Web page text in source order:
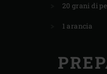
20 grani di
1 arancia